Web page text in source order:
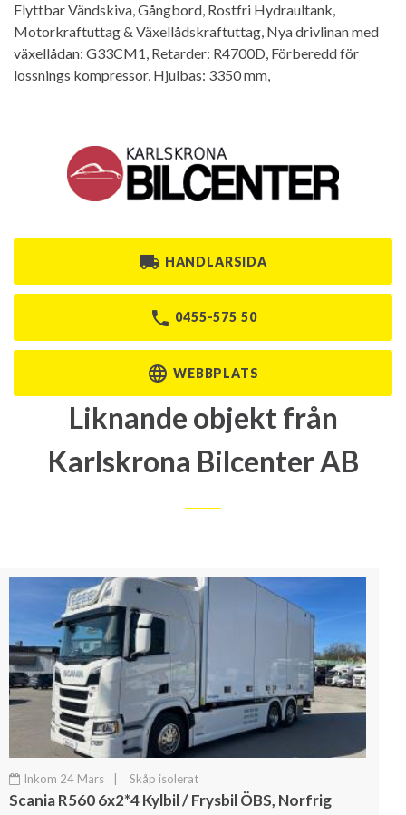
Flyttbar Vändskiva, Gångbord, Rostfri Hydraultank,
Motorkraftuttag & Växellådskraftuttag, Nya drivlinan med
växellådan: G33CM1, Retarder: R4700D, Förberedd för
lossnings kompressor, Hjulbas: 3350 mm,
HANDLARSIDA
0455-575 50
WEBBPLATS
Liknande objekt från
Karlskrona Bilcenter AB
Inkom 24 Mars Skåp isolerat
Scania R560 6x2*4 Kylbil / Frysbil ÖBS, Norfrig